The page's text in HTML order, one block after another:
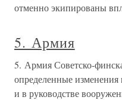
отменно экипированы
5. Армия
5. Армия Советско-
определенные изменения
и в руководстве